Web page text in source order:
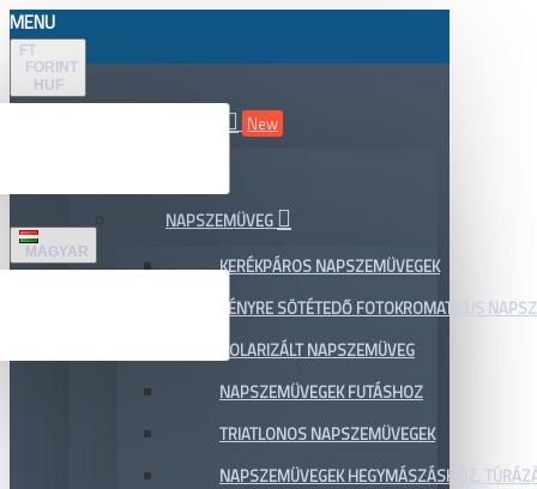
MENU
FT
FORINT
HUF
MAGYAR
New
NAPSZEMÜVEG
KERÉKPÁROS NAPSZEMÜVEGEK
FÉNYRE SÖTÉTEDŐ FOTOKROMATIKUS
POLARIZÁLT NAPSZEMÜVEG
NAPSZEMÜVEGEK FUTÁSHOZ
TRIATLONOS NAPSZEMÜVEGEK
NAPSZEMÜVEGEK HEGYMÁSZÁSHOZ,